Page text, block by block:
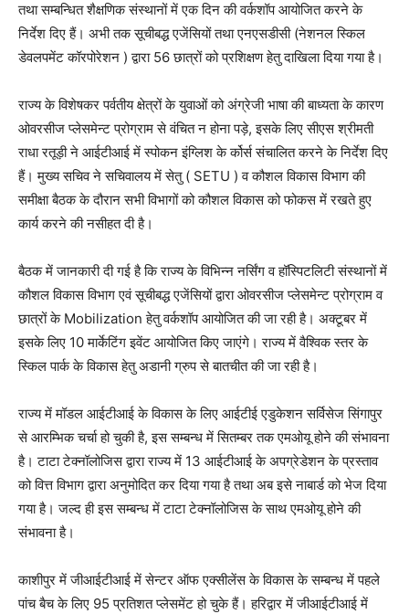
तथा सम्बन्धित शैक्षणिक संस्थानों में एक दिन की वर्कशॉप आयोजित करने के
निर्देश दिए हैं। अभी तक सूचीबद्ध एजेंसियों तथा एनएसडीसी (नेशनल स्किल
डेवलपमेंट कॉरपोरेशन ) द्वारा 56 छात्रों को प्रशिक्षण हेतु दाखिला दिया गया है।
राज्य के विशेषकर पर्वतीय क्षेत्रों के युवाओं को अंग्रेजी भाषा की बाध्यता के कारण
ओवरसीज प्लेसमेन्ट प्रोग्राम से वंचित न होना पड़े, इसके लिए सीएस श्रीमती
राधा रतूड़ी ने आईटीआई में स्पोकन इंग्लिश के र्कोर्स संचालित करने के निर्देश दिए
हैं। मुख्य सचिव ने सचिवालय में सेतु ( SETU ) व कौशल विकास विभाग की
समीक्षा बैठक के दौरान सभी विभागों को कौशल विकास को फोकस में रखते हुए
कार्य करने की नसीहत दी है।
बैठक में जानकारी दी गई है कि राज्य के विभिन्न नर्सिंग व हॉस्पिटलिटी संस्थानों में
कौशल विकास विभाग एवं सूचीबद्ध एजेंसियों द्वारा ओवरसीज प्लेसमेन्ट प्रोग्राम व
छात्रों के Mobilization हेतु वर्कशॉप आयोजित की जा रही है। अक्टूबर में
इसके लिए 10 मार्केटिंग इवेंट आयोजित किए जाएंगे। राज्य में वैश्विक स्तर के
स्किल पार्क के विकास हेतु अडानी ग्रुप से बातचीत की जा रही है।
राज्य में मॉडल आईटीआई के विकास के लिए आईटीई एडुकेशन सर्विसेज सिंगापुर
से आरम्भिक चर्चा हो चुकी है, इस सम्बन्ध में सितम्बर तक एमओयू होने की संभावना
है। टाटा टेक्नॉलोजिस द्वारा राज्य में 13 आईटीआई के अपग्रेडेशन के प्रस्ताव
को वित्त विभाग द्वारा अनुमोदित कर दिया गया है तथा अब इसे नाबार्ड को भेज दिया
गया है। जल्द ही इस सम्बन्ध में टाटा टेक्नॉलोजिस के साथ एमओयू होने की
संभावना है।
काशीपुर में जीआईटीआई में सेन्टर ऑफ एक्सीलेंस के विकास के सम्बन्ध में पहले
पांच बैच के लिए 95 प्रतिशत प्लेसमेंट हो चुके हैं। हरिद्वार में जीआईटीआई में